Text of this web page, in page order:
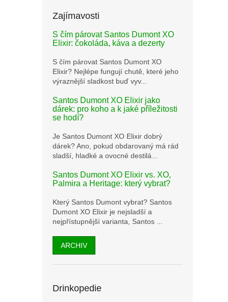
Zajímavosti
S čím párovat Santos Dumont XO
Elixir: čokoláda, káva a dezerty
S čím párovat Santos Dumont XO
Elixir? Nejlépe fungují chutě, které jeho
výraznější sladkost buď vyv...
Santos Dumont XO Elixir jako
dárek: pro koho a k jaké příležitosti
se hodí?
Je Santos Dumont XO Elixir dobrý
dárek? Ano, pokud obdarovaný má rád
sladší, hladké a ovocné destilá...
Santos Dumont XO Elixir vs. XO,
Palmira a Heritage: který vybrat?
Který Santos Dumont vybrat? Santos
Dumont XO Elixir je nejsladší a
nejpřístupnější varianta, Santos ...
ARCHIV
Drinkopedie